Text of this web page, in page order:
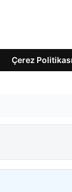
Çerez Politikası